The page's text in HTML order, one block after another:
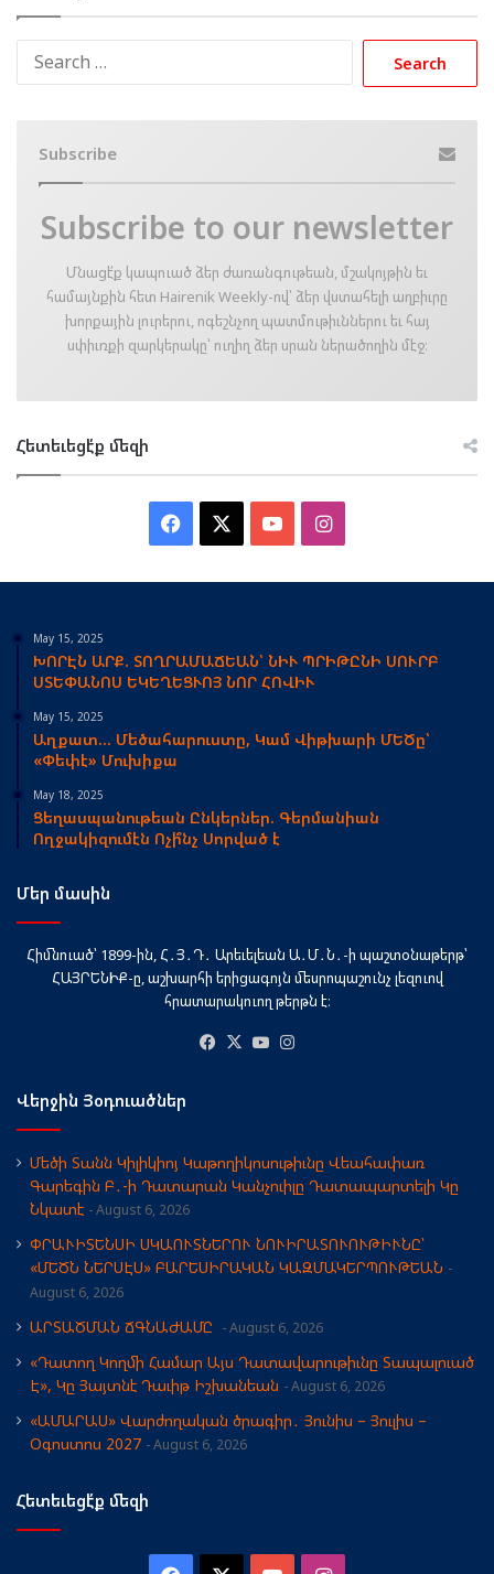
Subscribe
Subscribe to our newsletter
Մնացէ՛ք կապուած ձեր ժառանգութեան, մշակոյթին եւ
համայնքին հետ Hairenik Weekly-ով՝ ձեր վստահելի աղբիւրը
խորքային լուրերու, ոգեշնչող պատմութիւններու եւ հայ
սփիւռքի զարկերակը՝ ուղիղ ձեր սրան ներածողին մէջ։
Հետեւեցէ՛ք մեզի
Facebook YouTubeInstagram
May 15, 2025
ԽՈՐԷՆ ԱՐՔ. ՏՈՂՐԱՄԱՃԵԱՆ՝ ՆԻՒ ՊՐԻԹԸՆԻ ՍՈՒՐԲ
ՍՏԵՓԱՆՈՍ ԵԿԵՂԵՑՒՈՅ ՆՈՐ ՀՈՎԻՒ
May 15, 2025
Աղքատ… Մեծահարուստը, Կամ Վիթխարի ՄԵԾը՝
«Փեփէ» Մուխիքա
May 18, 2025
Ցեղասպանութեան Ընկերներ. Գերմանիան
Ողջակիզումէն Ոչի՞նչ Սորված է
Մեր մասին
Հիմնուած՝ 1899-ին, Հ․Յ․Դ․ Արեւելեան Ա․Մ․Ն․-ի պաշտօնաթերթ՝
ՀԱՅՐԵՆԻՔ-ը, աշխարհի երիցագոյն մեսրոպաշունչ լեզուով
հրատարակուող թերթն է։
Facebook
X YouTube
Վերջին Յօդուածներ
Մեծի Տանն Կիլիկիոյ Կաթողիկոսութիւնը Վեահափառ
Գարեգին Բ․-ի Դատարան Կանչուիլը Դատապարտելի Կը
Նկատէ
August 6, 2026
ՓՐԱՒԻՏԵՆՍԻ ՍԿԱՈՒՏՆԵՐՈՒ ՆՈՒԻՐԱՏՈՒՈՒԹԻՒՆԸ՝
«ՄԵԾՆ ՆԵՐՍԷՍ» ԲԱՐԵՍԻՐԱԿԱՆ ԿԱԶՄԱԿԵՐՊՈՒԹԵԱՆ
August 6, 2026
ԱՐՏԱԾՄԱՆ ՃԳՆԱԺԱՄԸ August 6, 2026
«Դատող Կողմի Համար Այս Դատավարութիւնը Տապալուած
Է», Կը Յայտնէ Դաւիթ Իշխանեան
August 6, 2026
«ԱՄԱՐԱՍ» Վարժողական ծրագիր․ Յունիս – Յուլիս –
Օգոստոս 2027
August 6, 2026
Հետեւեցէ՛ք մեզի